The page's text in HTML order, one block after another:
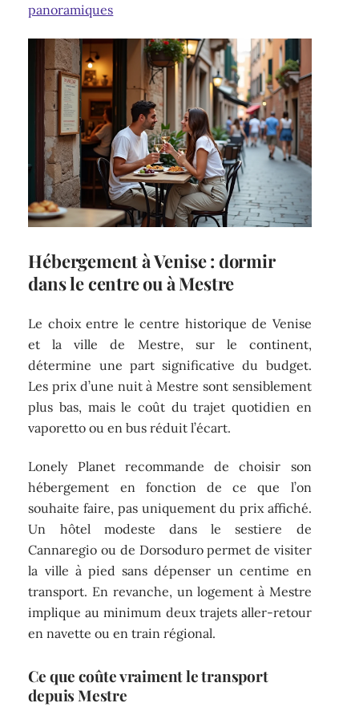
panoramiques
Hébergement à Venise : dormir
dans le centre ou à Mestre
Le choix entre le centre historique de Venise
et la ville de Mestre, sur le continent,
détermine une part significative du budget.
Les prix d’une nuit à Mestre sont sensiblement
plus bas, mais le coût du trajet quotidien en
vaporetto ou en bus réduit l’écart.
Lonely Planet recommande de choisir son
hébergement en fonction de ce que l’on
souhaite faire, pas uniquement du prix affiché.
Un hôtel modeste dans le sestiere de
Cannaregio ou de Dorsoduro permet de visiter
la ville à pied sans dépenser un centime en
transport. En revanche, un logement à Mestre
implique au minimum deux trajets aller-retour
en navette ou en train régional.
Ce que coûte vraiment le transport
depuis Mestre